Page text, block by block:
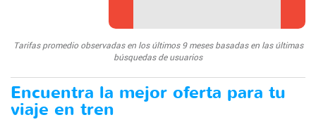
Tarifas promedio observadas en los últimos 9 meses basadas en las últimas
búsquedas de usuarios
Encuentra la mejor oferta para tu
viaje en tren